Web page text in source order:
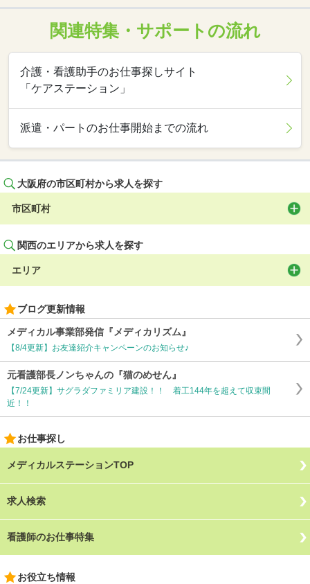
関連特集・サポートの流れ
介護・看護助手のお仕事探しサイト
「ケアステーション」
派遣・パートのお仕事開始までの流れ
大阪府の市区町村から求人を探す
市区町村
関西のエリアから求人を探す
エリア
ブログ更新情報
メディカル事業部発信『メディカリズム』
【8/4更新】お友達紹介キャンペーンのお知らせ♪
元看護部長ノンちゃんの『猫のめせん』
【7/24更新】サグラダファミリア建設！！ 着工144年を超えて収束間
近！！
お仕事探し
メディカルステーションTOP
求人検索
看護師のお仕事特集
お役立ち情報